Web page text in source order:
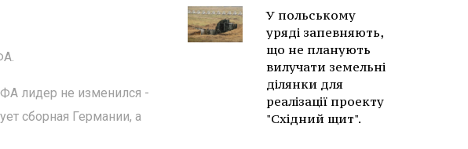
лидер не изменился -
сборная Германии, а
У польському
уряді запевняють,
що не планують
вилучати земельні
ділянки для
реалізації проекту
"Східний щит".